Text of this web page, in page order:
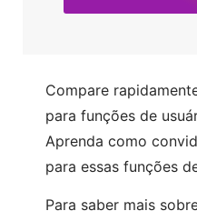
Compare
para funções de
Aprenda como
para essas funções
Para saber mais